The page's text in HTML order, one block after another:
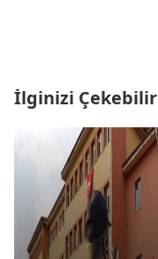
İlginizi Çekebilir